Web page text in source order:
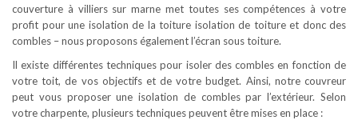
couverture à villiers sur marne met toutes ses compétences à votre
profit pour une isolation de la toiture isolation de toiture et donc des
combles – nous proposons également l’écran sous toiture.
Il existe différentes techniques pour isoler des combles en fonction de
votre toit, de vos objectifs et de votre budget. Ainsi, notre couvreur
peut vous proposer une isolation de combles par l’extérieur. Selon
votre charpente, plusieurs techniques peuvent être mises en place :